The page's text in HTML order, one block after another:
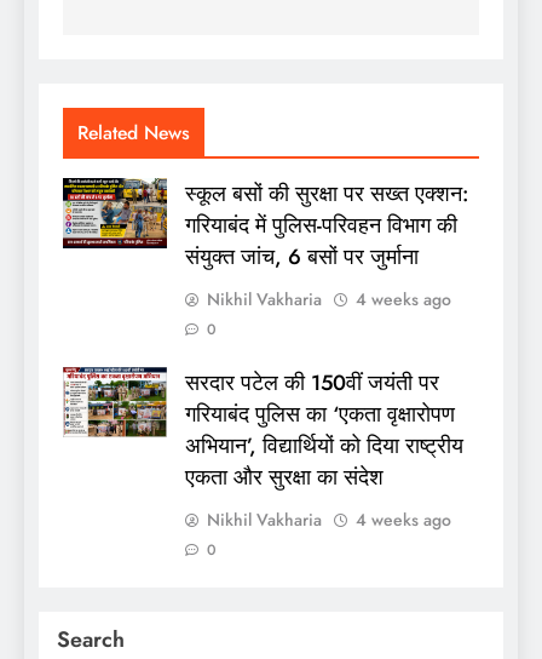
Related News
स्कूल बसों की सुरक्षा पर सख्त एक्शन:
गरियाबंद में पुलिस-परिवहन विभाग की
संयुक्त जांच, 6 बसों पर जुर्माना
Nikhil Vakharia 4 weeks ago
0
सरदार पटेल की 150वीं जयंती पर
गरियाबंद पुलिस का ‘एकता वृक्षारोपण
अभियान’, विद्यार्थियों को दिया राष्ट्रीय
एकता और सुरक्षा का संदेश
Nikhil Vakharia 4 weeks ago
0
Search